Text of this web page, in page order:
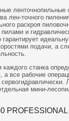
лен-точного
раскроя
и
гарантирует
подачи, а
станка
все рабочие
мини-
PROFESSIONAL